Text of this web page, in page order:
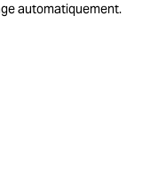
automatiquement.